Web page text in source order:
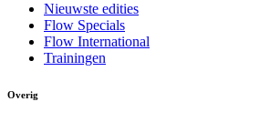
Nieuwste edities
Flow Specials
Flow International
Trainingen
Overig